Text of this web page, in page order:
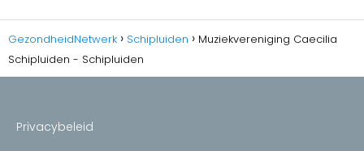
GezondheidNetwerk Schipluiden
Muziekvereniging Caecilia
Schipluiden - Schipluiden
Privacybeleid